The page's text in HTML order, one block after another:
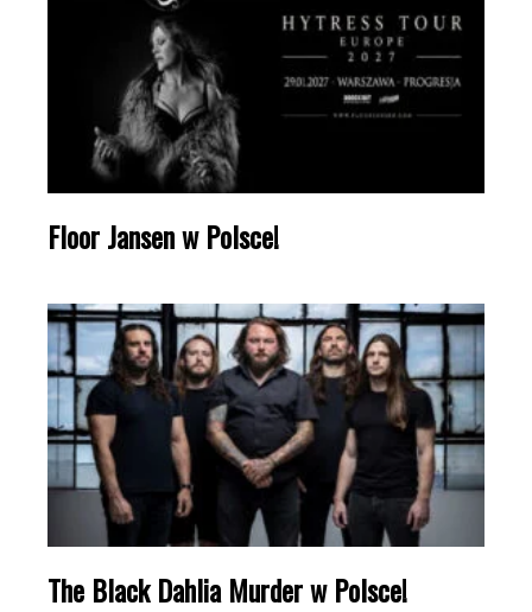
Floor Jansen w Polsce!
The Black Dahlia Murder w Polsce!